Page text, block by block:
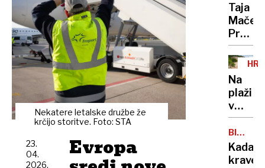
Nekatere letalske družbe že
krčijo storitve. Foto: STA
Evropa
23.
04.
2026,
Taja
Maček:
Pravi
luksuz
niso
hoteli,
ampak
pristna
Na
plaži
v
se je
podrlo
drevo,
NA
MORU
krave